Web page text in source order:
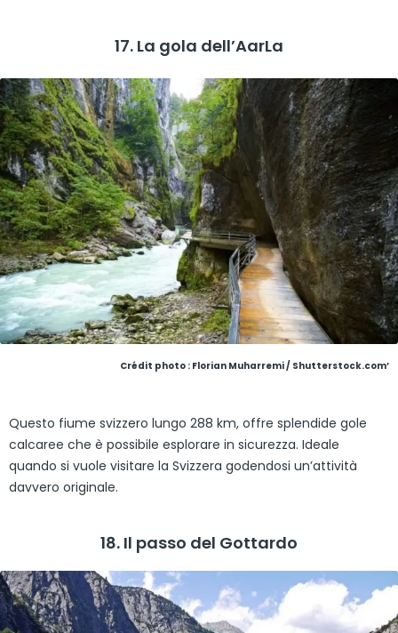
17. La gola dell’AarLa
Crédit photo : Florian Muharremi / Shutterstock.com’
Questo fiume svizzero lungo 288 km, offre splendide gole
calcaree che è possibile esplorare in sicurezza. Ideale
quando si vuole visitare la Svizzera godendosi un’attività
davvero originale.
18. Il passo del Gottardo